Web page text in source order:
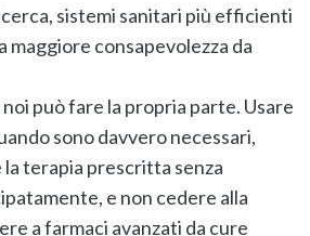
sistemi sanitari più efficienti
maggiore consapevolezza da
può fare la propria parte. Usare
sono davvero necessari,
terapia prescritta senza
e non cedere alla
a farmaci avanzati da cure